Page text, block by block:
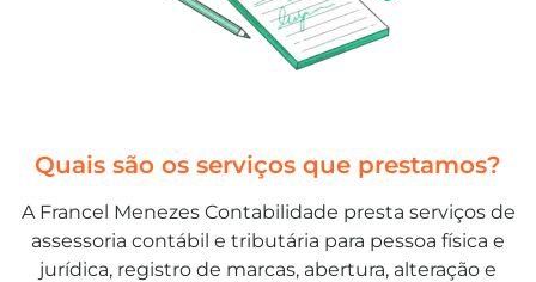
Quais são os serviços que prestamos?
A Francel Menezes Contabilidade presta serviços de
assessoria contábil e tributária para pessoa física e
jurídica, registro de marcas, abertura, alteração e